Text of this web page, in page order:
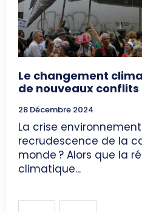
Le changement
de nouveaux conflits
28 Décembre 2024
La crise
recrudescence de la
monde ? Alors que la
climatique...